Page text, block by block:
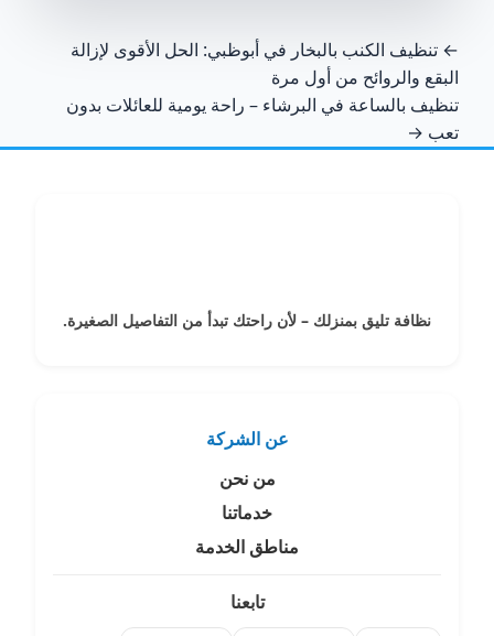
← تنظيف الكنب بالبخار في أبوظبي: الحل الأقوى لإزالة
البقع والروائح من أول مرة
تنظيف بالساعة في البرشاء – راحة يومية للعائلات بدون
تعب →
نظافة تليق بمنزلك – لأن راحتك تبدأ من التفاصيل الصغيرة.
عن الشركة
من نحن
خدماتنا
مناطق الخدمة
تابعنا